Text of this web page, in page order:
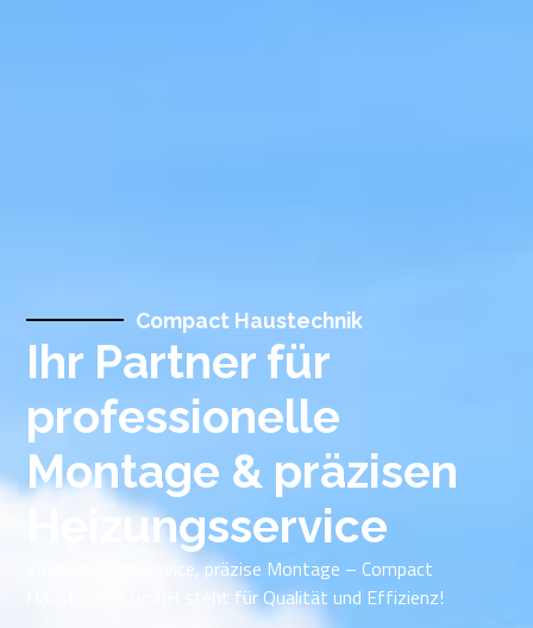
Compact Haustechnik
Ihr Partner für
professionelle
Montage & präzisen
Heizungsservice
Zuverlässiger Service, präzise Montage – Compact
Haustechnik GmbH steht für Qualität und Effizienz!